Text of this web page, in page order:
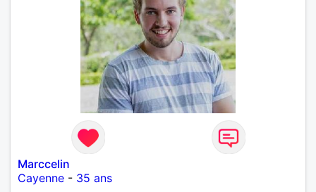
Marccelin
Cayenne - 35 ans